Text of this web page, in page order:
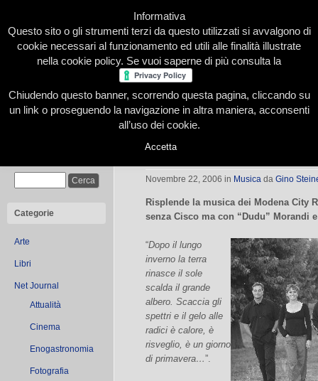
Home Presentazione Redazione Le nostre firme
Categorie
Arte
Libri
Net Journal
Attualità
Cinema
Enogastronomia
Fotografia
“Dopo il lungo inverno”: tornano i
Novembre 22, 2006 in Musica da Gino
Risplende la musica dei Modena City
senza Cisco ma con “Dudu” Morandi
“Dopo il lungo
inverno la terra
rinasce il sole
scalda il grande
albero. Scaccia gli
spettri e il gelo alle
radici è calore, è
risveglio, è un giorno
di primavera…”.
Informativa
Questo sito o gli strumenti terzi da questo utilizzati si avvalgono di
cookie necessari al funzionamento ed utili alle finalità illustrate
nella cookie policy. Se vuoi saperne di più consulta la
Chiudendo questo banner, scorrendo questa pagina, cliccando su
un link o proseguendo la navigazione in altra maniera, acconsenti
all’uso dei cookie.
Accetta